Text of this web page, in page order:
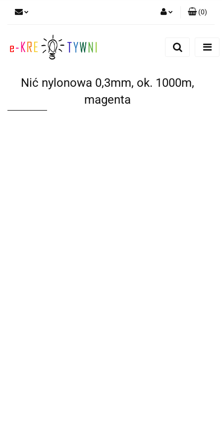
Zgody cookies
(0)
Nić nylonowa 0,3mm, ok. 1000m,
magenta